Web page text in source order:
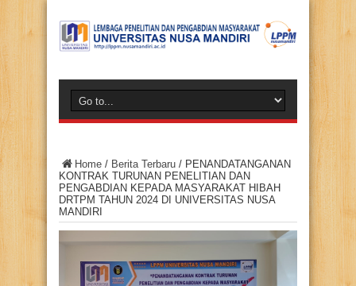
Home / Berita Terbaru / PENANDATANGANAN
KONTRAK TURUNAN PENELITIAN DAN
PENGABDIAN KEPADA MASYARAKAT HIBAH
DRTPM TAHUN 2024 DI UNIVERSITAS NUSA
MANDIRI